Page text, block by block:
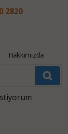
2820
Hakkımızda